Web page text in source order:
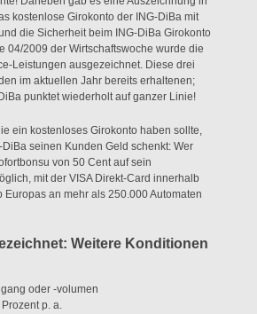
kostenlose Girokonto der ING-DiBa mit
die Sicherheit beim ING-DiBa Girokonto
04/2009 der Wirtschaftswoche wurde die
Leistungen ausgezeichnet. Diese drei
im aktuellen Jahr bereits erhaltenen;
punktet wiederholt auf ganzer Linie!
ein kostenloses Girokonto haben sollte,
seinen Kunden Geld schenkt: Wer
von 50 Cent auf sein
mit der VISA Direkt-Card innerhalb
an mehr als 250.000 Automaten
Weitere Konditionen
oder -volumen
p. a.